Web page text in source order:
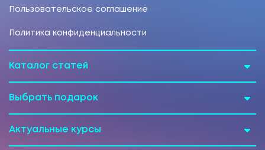
Пользовательское соглашение
Политика конфиденциальности
Каталог статей
Выбрать подарок
Актуальные курсы